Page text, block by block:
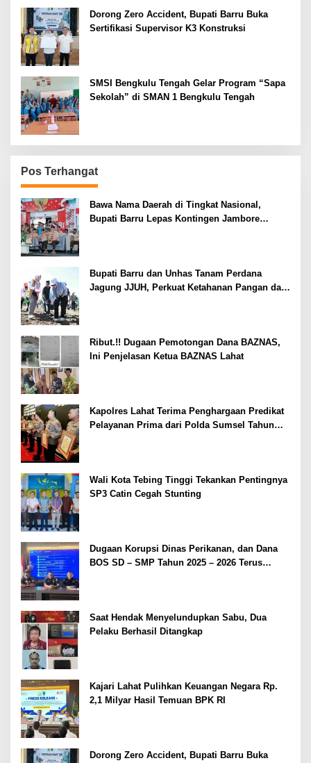
Dorong Zero Accident, Bupati Barru Buka
Sertifikasi Supervisor K3 Konstruksi
SMSI Bengkulu Tengah Gelar Program “Sapa
Sekolah” di SMAN 1 Bengkulu Tengah
Pos Terhangat
Bawa Nama Daerah di Tingkat Nasional,
Bupati Barru Lepas Kontingen Jambore
Bupati Barru dan Unhas Tanam Perdana
Jagung JJUH, Perkuat Ketahanan Pangan dan
Ribut.!! Dugaan Pemotongan Dana BAZNAS,
Ini Penjelasan Ketua BAZNAS Lahat
Kapolres Lahat Terima Penghargaan Predikat
Pelayanan Prima dari Polda Sumsel Tahun
Wali Kota Tebing Tinggi Tekankan Pentingnya
SP3 Catin Cegah Stunting
Dugaan Korupsi Dinas Perikanan, dan Dana
BOS SD – SMP Tahun 2025 – 2026 Terus
Saat Hendak Menyelundupkan Sabu, Dua
Pelaku Berhasil Ditangkap
Kajari Lahat Pulihkan Keuangan Negara Rp.
2,1 Milyar Hasil Temuan BPK RI
Dorong Zero Accident, Bupati Barru Buka